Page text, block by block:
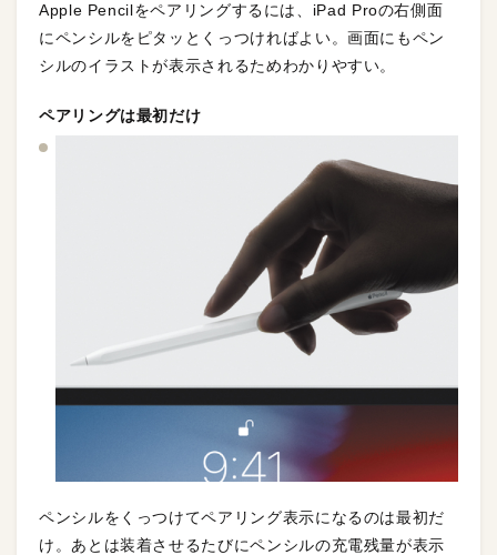
Apple Pencilをペアリングするには、iPad Proの右側面
にペンシルをピタッとくっつければよい。画面にもペン
シルのイラストが表示されるためわかりやすい。
ペアリングは最初だけ
ペンシルをくっつけてペアリング表示になるのは最初だ
け。あとは装着させるたびにペンシルの充電残量が表示